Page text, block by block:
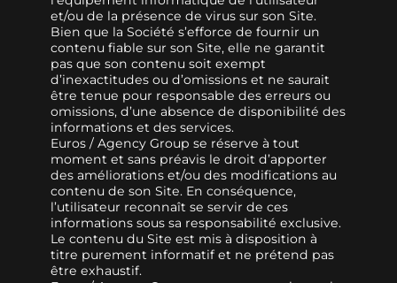
et/ou de la présence de virus sur son Site.
Bien que la Société s’efforce de fournir un
contenu fiable sur son Site, elle ne garantit
pas que son contenu soit exempt
d’inexactitudes ou d’omissions et ne saurait
être tenue pour responsable des erreurs ou
omissions, d’une absence de disponibilité des
informations et des services.
Euros / Agency Group se réserve à tout
moment et sans préavis le droit d’apporter
des améliorations et/ou des modifications au
contenu de son Site. En conséquence,
l’utilisateur reconnaît se servir de ces
informations sous sa responsabilité exclusive.
Le contenu du Site est mis à disposition à
titre purement informatif et ne prétend pas
être exhaustif.